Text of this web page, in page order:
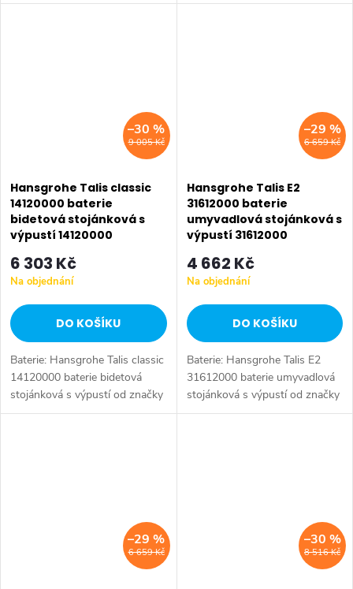
9 005 Kč
–30 %
Hansgrohe Talis classic
14120000 baterie
bidetová stojánková s
výpustí 14120000
6 303 Kč
Na objednání
DO KOŠÍKU
Baterie: Hansgrohe Talis classic
14120000 baterie bidetová
stojánková s výpustí od značky
Hansgrohe. Série: Talis Classic.
6 659 Kč
–29 %
Hansgrohe Talis E2
31612000 baterie
umyvadlová stojánková s
výpustí 31612000
4 662 Kč
Na objednání
DO KOŠÍKU
Baterie: Hansgrohe Talis E2
31612000 baterie umyvadlová
stojánková s výpustí od značky
Hansgrohe. Série: Talis E2. Typ
6 659 Kč
–29 %
8 516 Kč
–30 %